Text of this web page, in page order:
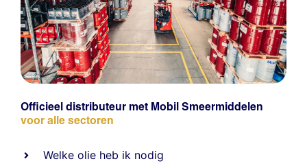
Officieel distributeur met Mobil Smeermiddelen
voor alle sectoren
Welke olie heb ik nodig